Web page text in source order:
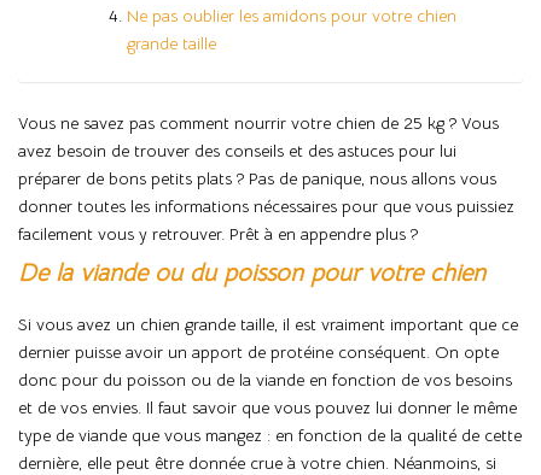
Ne pas oublier les amidons pour votre chien
grande taille
Vous ne savez pas comment nourrir votre chien de 25 kg ? Vous
avez besoin de trouver des conseils et des astuces pour lui
préparer de bons petits plats ? Pas de panique, nous allons vous
donner toutes les informations nécessaires pour que vous puissiez
facilement vous y retrouver. Prêt à en appendre plus ?
De la viande ou du poisson pour votre chien
Si vous avez un chien grande taille, il est vraiment important que ce
dernier puisse avoir un apport de protéine conséquent. On opte
donc pour du poisson ou de la viande en fonction de vos besoins
et de vos envies. Il faut savoir que vous pouvez lui donner le même
type de viande que vous mangez : en fonction de la qualité de cette
dernière, elle peut être donnée crue à votre chien. Néanmoins, si